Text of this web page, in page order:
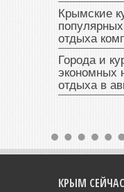
Крымские
отдыха
Города и
экономных
отдыха в
КРЫМ СЕЙЧАС